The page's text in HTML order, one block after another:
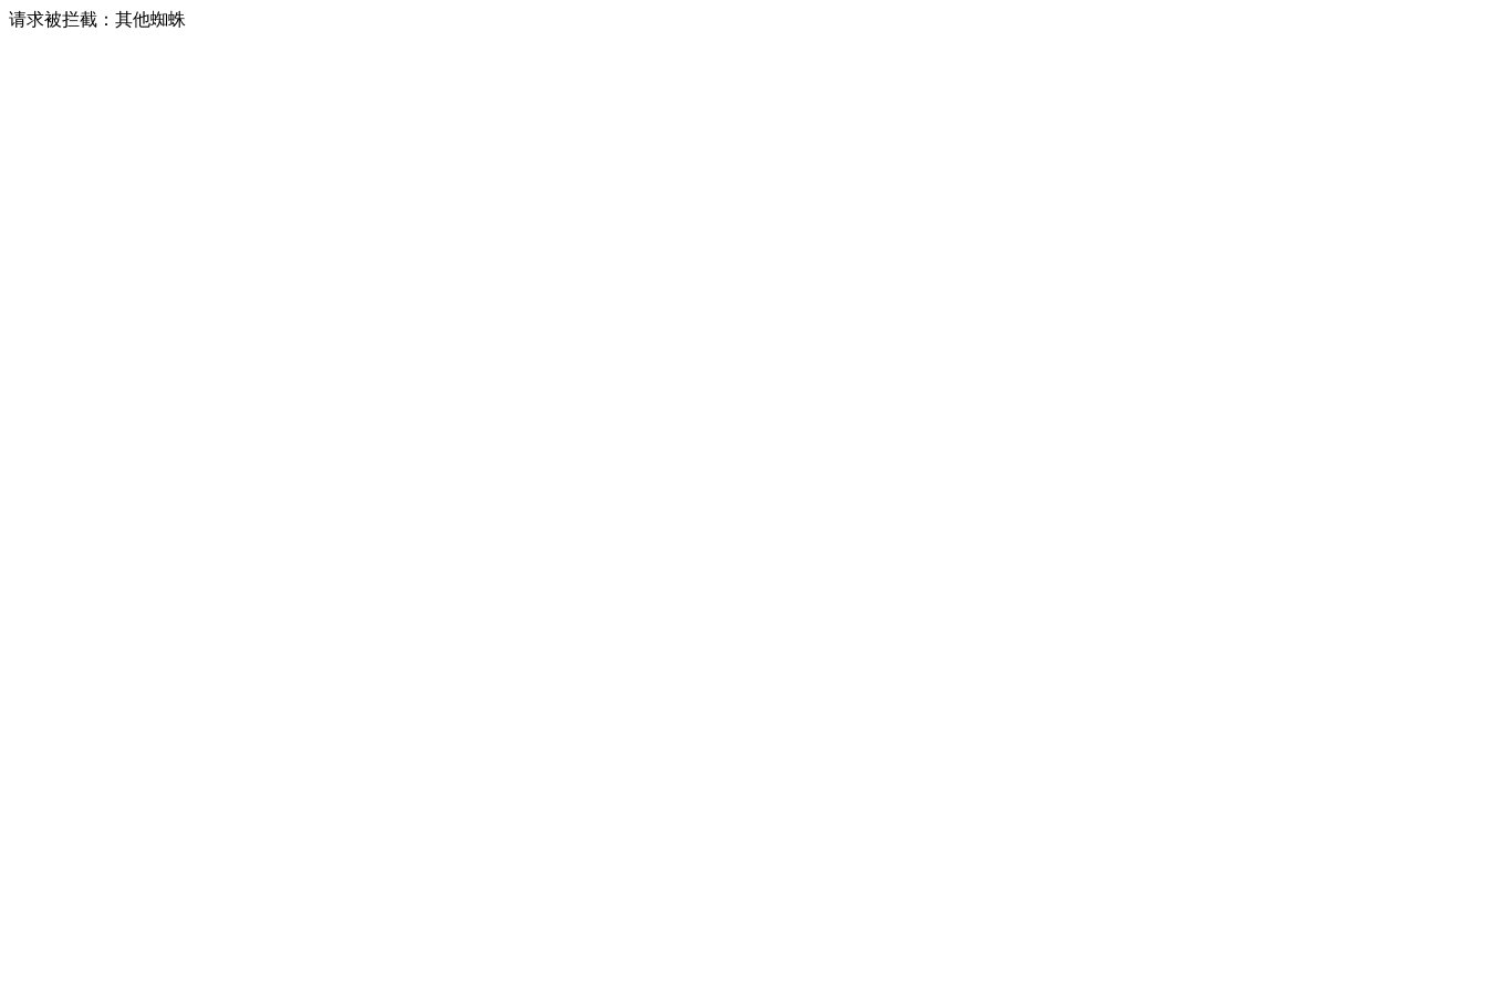
请求被拦截：其他蜘蛛